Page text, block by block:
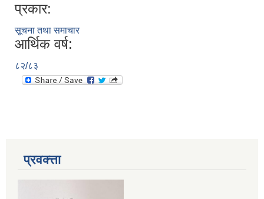
प्रकार:
सूचना तथा समाचार
आर्थिक वर्ष:
८२/८३
प्रवक्त्ता